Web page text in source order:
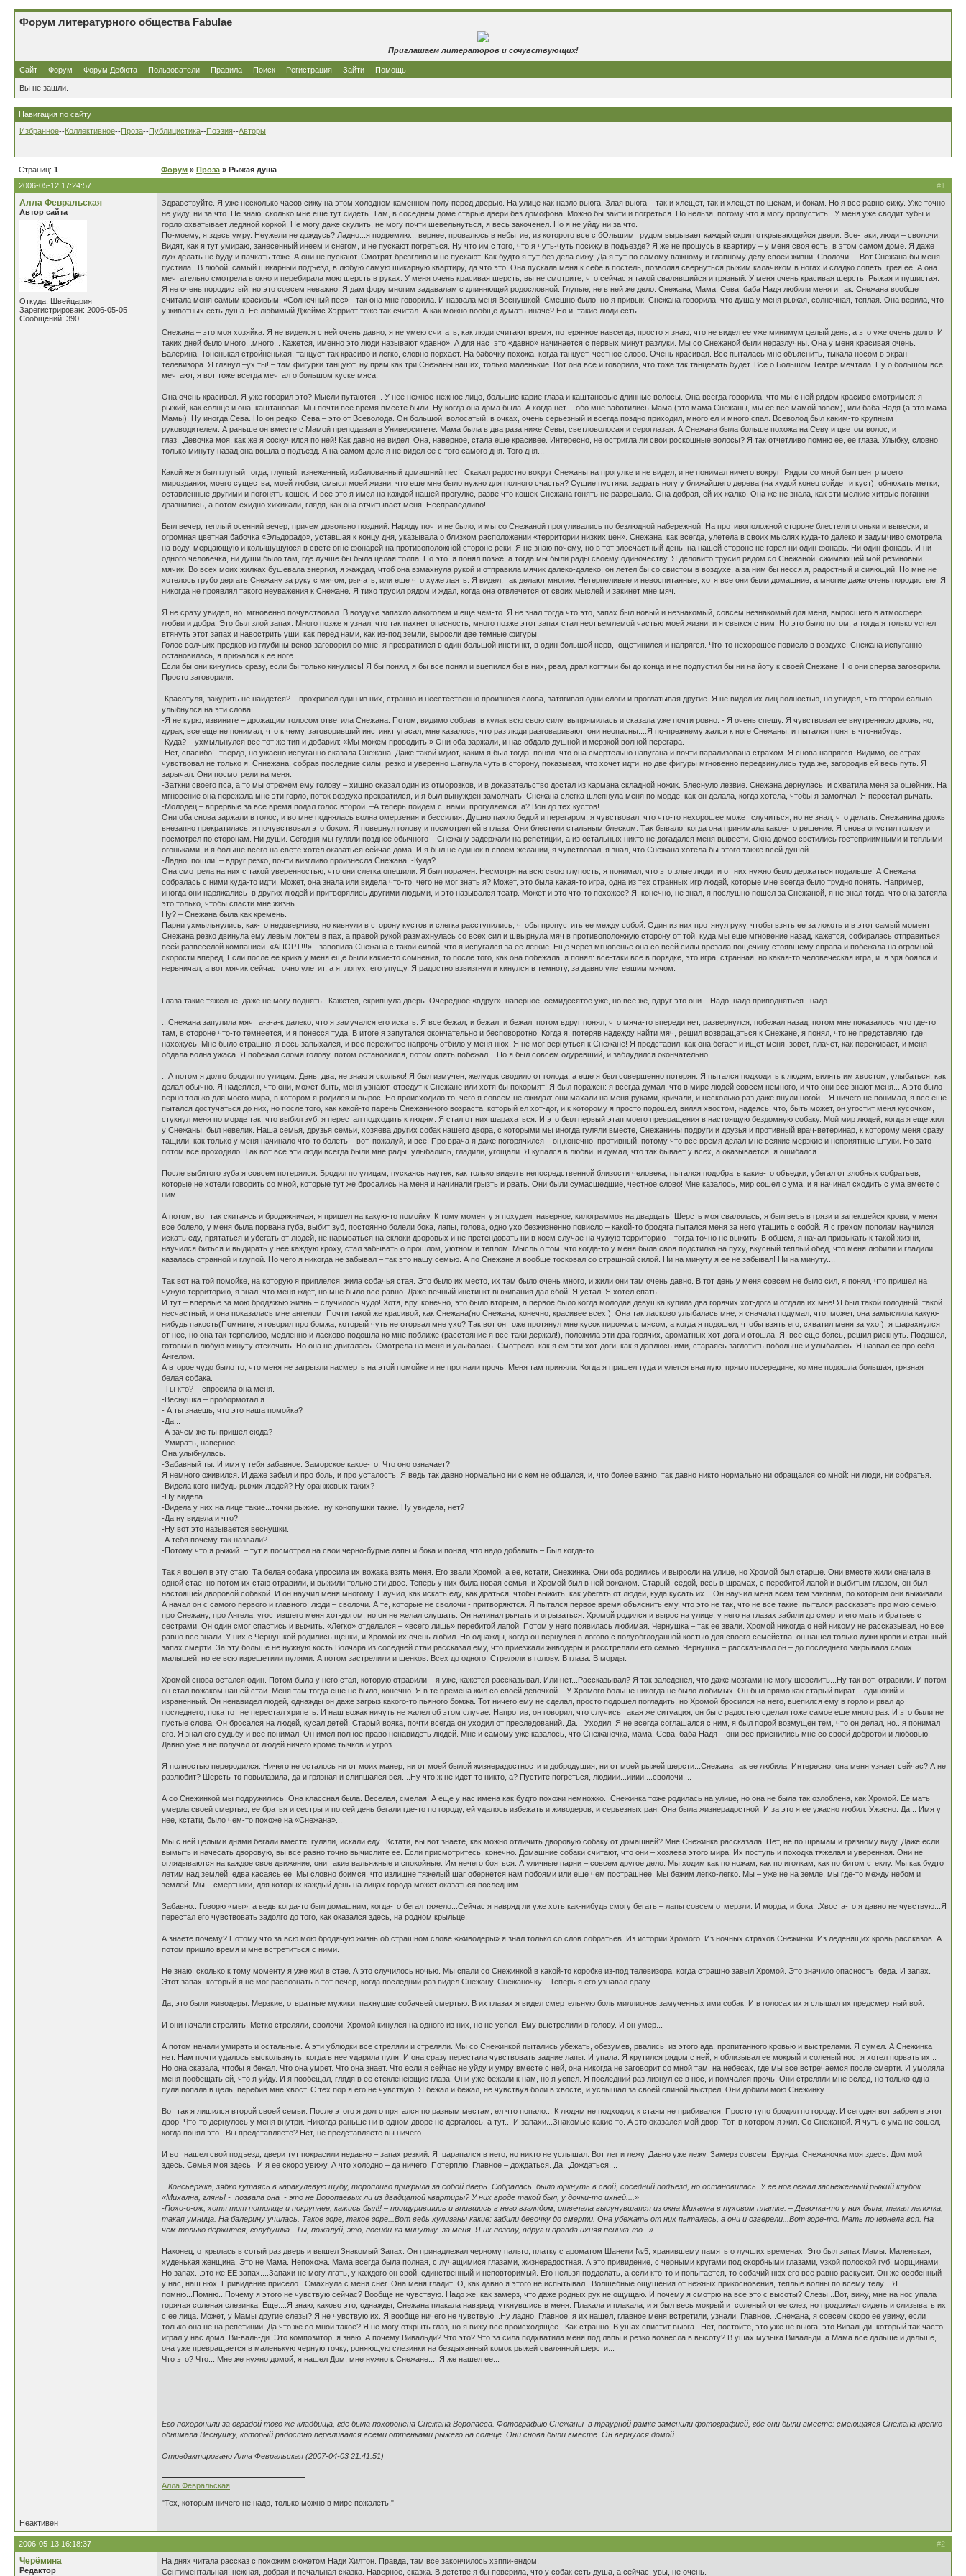
Форум литературного общества Fabulae
Приглашаем литераторов и сочувствующих!
Сайт Форум Форум Дебюта Пользователи Правила Поиск Регистрация Зайти Помощь
Вы не зашли.
Навигация по сайту
Избранное--Коллективное--Проза--Публицистика--Поэзия--Авторы
Страниц: 1 Форум » Проза » Рыжая душа
#1
2006-05-12 17:24:57
Алла Февральская
Автор сайта
Откуда: Швейцария
Зарегистрирован: 2006-05-05
Сообщений: 390
Здравствуйте. Я уже несколько часов сижу на этом холодном каменном полу перед дверью. На улице как назло вьюга. Злая вьюга – так и хлещет, так и хлещет по щекам, и бокам. Но я все равно сижу. Уже точно
не уйду, ни за что. Не знаю, сколько мне еще тут сидеть. Там, в соседнем доме старые двери без домофона. Можно бы зайти и погреться. Но нельзя, потому что я могу пропустить...У меня уже сводит зубы и
горло охватывает ледяной коркой. Не могу даже скулить, не могу почти шевельнуться, я весь закоченел. Но я не уйду ни за что.
По-моему, я здесь умру. Неужели не дождусь? Ладно...я подремлю... вернее, провалюсь в небытие, из которого все с бОльшим трудом вырывает каждый скрип открывающейся двери. Все-таки, люди – сволочи.
Видят, как я тут умираю, занесенный инеем и снегом, и не пускают погреться. Ну что им с того, что я чуть-чуть посижу в подъезде? Я же не прошусь в квартиру – у меня своя есть, в этом самом доме. Я даже
луж делать не буду и пачкать тоже. А они не пускают. Смотрят брезгливо и не пускают. Как будто я тут без дела сижу. Да я тут по самому важному и главному делу своей жизни! Сволочи.... Вот Снежана бы меня
пустила.. В любой, самый шикарный подъезд, в любую самую шикарную квартиру, да что это! Она пускала меня к себе в постель, позволяя свернуться рыжим калачиком в ногах и сладко сопеть, грея ее. А она
мечтательно смотрела в окно и перебирала мою шерсть в руках. У меня очень красивая шерсть, вы не смотрите, что сейчас я такой свалявшийся и грязный. У меня очень красивая шерсть. Рыжая и пушистая.
Я не очень породистый, но это совсем неважно. Я дам фору многим задавалам с длиннющей родословной. Глупые, не в ней же дело. Снежана, Мама, Сева, баба Надя любили меня и так. Снежана вообще
считала меня самым красивым. «Солнечный пес» - так она мне говорила. И назвала меня Веснушкой. Смешно было, но я привык. Снежана говорила, что душа у меня рыжая, солнечная, теплая. Она верила, что
у животных есть душа. Ее любимый Джеймс Хэрриот тоже так считал. А как можно вообще думать иначе? Но и такие люди есть.
Снежана – это моя хозяйка. Я не виделся с ней очень давно, я не умею считать, как люди считают время, потерянное навсегда, просто я знаю, что не видел ее уже минимум целый день, а это уже очень долго. И
таких дней было много...много... Кажется, именно это люди называют «давно». А для нас это «давно» начинается с первых минут разлуки. Мы со Снежаной были неразлучны. Она у меня красивая очень.
Балерина. Тоненькая стройненькая, танцует так красиво и легко, словно порхает. На бабочку похожа, когда танцует, честное слово. Очень красивая. Все пыталась мне объяснить, тыкала носом в экран
телевизора. Я глянул –ух ты! – там фигурки танцуют, ну прям как три Снежаны наших, только маленькие. Вот она все и говорила, что тоже так танцевать будет. Все о Большом Театре мечтала. Ну о большом все
мечтают, я вот тоже всегда мечтал о большом куске мяса.
Она очень красивая. Я уже говорил это? Мысли путаются... У нее нежное-нежное лицо, большие карие глаза и каштановые длинные волосы. Она всегда говорила, что мы с ней рядом красиво смотримся: я
рыжий, как солнце и она, каштановая. Мы почти все время вместе были. Ну когда она дома была. А когда нет - обо мне заботились Мама (это мама Снежаны, мы ее все мамой зовем), или баба Надя (а это мама
Мамы). Ну иногда Сева. Но он редко. Сева – это от Всеволода. Он большой, волосатый, в очках, очень серьезный и всегда поздно приходил, много ел и много спал. Всеволод был каким-то крупным
руководителем. А раньше он вместе с Мамой преподавал в Университете. Мама была в два раза ниже Севы, светловолосая и сероглазая. А Снежана была больше похожа на Севу и цветом волос, и
глаз...Девочка моя, как же я соскучился по ней! Как давно не видел. Она, наверное, стала еще красивее. Интересно, не остригла ли свои роскошные волосы? Я так отчетливо помню ее, ее глаза. Улыбку, словно
только минуту назад она вошла в подъезд. А на самом деле я не видел ее с того самого дня. Того дня...
Какой же я был глупый тогда, глупый, изнеженный, избалованный домашний пес!! Скакал радостно вокруг Снежаны на прогулке и не видел, и не понимал ничего вокруг! Рядом со мной был центр моего
мироздания, моего существа, моей любви, смысл моей жизни, что еще мне было нужно для полного счастья? Сущие пустяки: задрать ногу у ближайшего дерева (на худой конец сойдет и куст), обнюхать метки,
оставленные другими и погонять кошек. И все это я имел на каждой нашей прогулке, разве что кошек Снежана гонять не разрешала. Она добрая, ей их жалко. Она же не знала, как эти мелкие хитрые поганки
дразнились, а потом ехидно хихикали, глядя, как она отчитывает меня. Несправедливо!
Был вечер, теплый осенний вечер, причем довольно поздний. Народу почти не было, и мы со Снежаной прогуливались по безлюдной набережной. На противоположной стороне блестели огоньки и вывески, и
огромная цветная бабочка «Эльдорадо», уставшая к концу дня, указывала о близком расположении «территории низких цен». Снежана, как всегда, улетела в своих мыслях куда-то далеко и задумчиво смотрела
на воду, мерцающую и колышущуюся в свете огне фонарей на противоположной стороне реки. Я не знаю почему, но в тот злосчастный день, на нашей стороне не горел ни один фонарь. Ни один фонарь. И ни
одного человечка, ни души было там, где лучше бы была целая толпа. Но это я понял позже, а тогда мы были рады своему одиночеству. Я деловито трусил рядом со Снежаной, сжимающей мой резиновый
мячик. Во всех моих жилках бушевала энергия, я жаждал, чтоб она взмахнула рукой и отправила мячик далеко-далеко, он летел бы со свистом в воздухе, а за ним бы несся я, радостный и сияющий. Но мне не
хотелось грубо дергать Снежану за руку с мячом, рычать, или еще что хуже лаять. Я видел, так делают многие. Нетерпеливые и невоспитанные, хотя все они были домашние, а многие даже очень породистые. Я
никогда не проявлял такого неуважения к Снежане. Я тихо трусил рядом и ждал, когда она отвлечется от своих мыслей и закинет мне мяч.
Я не сразу увидел, но мгновенно почувствовал. В воздухе запахло алкоголем и еще чем-то. Я не знал тогда что это, запах был новый и незнакомый, совсем незнакомый для меня, выросшего в атмосфере
любви и добра. Это был злой запах. Много позже я узнал, что так пахнет опасность, много позже этот запах стал неотъемлемой частью моей жизни, и я свыкся с ним. Но это было потом, а тогда я только успел
втянуть этот запах и навострить уши, как перед нами, как из-под земли, выросли две темные фигуры.
Голос волчьих предков из глубины веков заговорил во мне, я превратился в один большой инстинкт, в один большой нерв, ощетинился и напрягся. Что-то нехорошее повисло в воздухе. Снежана испуганно
остановилась, я прижался к ее ноге.
Если бы они кинулись сразу, если бы только кинулись! Я бы понял, я бы все понял и вцепился бы в них, рвал, драл когтями бы до конца и не подпустил бы ни на йоту к своей Снежане. Но они сперва заговорили.
Просто заговорили.
-Красотуля, закурить не найдется? – прохрипел один из них, странно и неестественно произнося слова, затягивая одни слоги и проглатывая другие. Я не видел их лиц полностью, но увидел, что второй сально
улыбнулся на эти слова.
-Я не курю, извините – дрожащим голосом ответила Снежана. Потом, видимо собрав, в кулак всю свою силу, выпрямилась и сказала уже почти ровно: - Я очень спешу. Я чувствовал ее внутреннюю дрожь, но,
дурак, все еще не понимал, что к чему, заговоривший инстинкт угасал, мне казалось, что раз люди разговаривают, они неопасны....Я по-прежнему жался к ноге Снежаны, и пытался понять что-нибудь.
-Куда? – ухмыльнулся все тот же тип и добавил: «Мы можем проводить!» Они оба заржали, и нас обдало душной и мерзкой волной перегара.
-Нет, спасибо!- твердо, но ужасно испуганно сказала Снежана. Даже такой идиот, каким я был тогда, понял, что она смертельно напугана и почти парализована страхом. Я снова напрягся. Видимо, ее страх
чувствовал не только я. Сннежана, собрав последние силы, резко и уверенно шагнула чуть в сторону, показывая, что хочет идти, но две фигуры мгновенно передвинулись туда же, загородив ей весь путь. Я
зарычал. Они посмотрели на меня.
-Заткни своего пса, а то мы отрежем ему голову – хищно сказал один из отморозков, и в доказательство достал из кармана складной ножик. Блеснуло лезвие. Снежана дернулась и схватила меня за ошейник. На
мгновение она пережала мне эти горло, поток воздуха прекратился, и я был вынужден замолчать. Снежана слегка шлепнула меня по морде, как он делала, когда хотела, чтобы я замолчал. Я перестал рычать.
-Молодец – впрервые за все время подал голос второй. –А теперь пойдем с нами, прогуляемся, а? Вон до тех кустов!
Они оба снова заржали в голос, и во мне поднялась волна омерзения и бессилия. Душно пахло бедой и перегаром, я чувствовал, что что-то нехорошее может случиться, но не знал, что делать. Снежанина дрожь
внезапно прекратилась, я почувствовал это боком. Я повернул голову и посмотрел ей в глаза. Они блестели стальным блеском. Так бывало, когда она принимала какое-то решение. Я снова опустил голову и
посмотрел по сторонам. Ни души. Сегодня мы гуляли позднее обычного – Снежану задержали на репетиции, а из остальных никто не догадался меня вывести. Окна домов светились гостеприимными и теплыми
огоньками, и я больше всего на свете хотел оказаться сейчас дома. И я был не одинок в своем желании, я чувствовал, я знал, что Снежана хотела бы этого также всей душой.
-Ладно, пошли! – вдруг резко, почти визгливо произнесла Снежана. -Куда?
Она смотрела на них с такой уверенностью, что они слегка опешили. Я был поражен. Несмотря на всю свою глупость, я понимал, что это злые люди, и от них нужно было держаться подальше! А Снежана
собралась с ними куда-то идти. Может, она знала или видела что-то, чего не мог знать я? Может, это была какая-то игра, одна из тех странных игр людей, которые мне всегда было трудно понять. Например,
иногда они наряжались в других людей и притворялись другими людьми, и это назывался театр. Может и это что-то похожее? Я, конечно, не знал, я послушно пошел за Снежаной, я не знал тогда, что она затеяла
это только, чтобы спасти мне жизнь...
Ну? – Снежана была как кремень.
Парни ухмыльнулись, как-то недоверчиво, но кивнули в сторону кустов и слегка расступились, чтобы пропустить ее между собой. Один из них протянул руку, чтобы взять ее за локоть и в этот самый момент
Снежана резко двинула ему левым локтем в пах, а правой рукой размахнулась со всех сил и швырнула мяч в противоположную сторону от той, куда мы еще мгновение назад, кажется, собиралась отправиться
всей развеселой компанией. «АПОРТ!!!» - завопила Снежана с такой силой, что я испугался за ее легкие. Еще через мгновенье она со всей силы врезала пощечину стоявшему справа и побежала на огромной
скорости вперед. Если после ее крика у меня еще были какие-то сомнения, то после того, как она побежала, я понял: все-таки все в порядке, это игра, странная, но какая-то человеческая игра, и я зря боялся и
нервничал, а вот мячик сейчас точно улетит, а я, лопух, его упущу. Я радостно взвизгнул и кинулся в темноту, за давно улетевшим мячом.
Глаза такие тяжелые, даже не могу поднять...Кажется, скрипнула дверь. Очередное «вдруг», наверное, семидесятое уже, но все же, вдруг это они... Надо..надо приподняться...надо........
...Снежана запулила мяч та-а-а-к далеко, что я замучался его искать. Я все бежал, и бежал, и бежал, потом вдруг понял, что мяча-то впереди нет, развернулся, побежал назад, потом мне показалось, что где-то
там, в стороне что-то темнеется, и я понесся туда. В итоге я запутался окончательно и бесповоротно. Когда я, потеряв надежду найти мяч, решил возвращаться к Снежане, я понял, что не представляю, где
нахожусь. Мне было страшно, я весь запыхался, и все пережитое напрочь отбило у меня нюх. Я не мог вернуться к Снежане! Я представил, как она бегает и ищет меня, зовет, плачет, как переживает, и меня
обдала волна ужаса. Я побежал сломя голову, потом остановился, потом опять побежал... Но я был совсем одуревший, и заблудился окончательно.
...А потом я долго бродил по улицам. День, два, не знаю я сколько! Я был измучен, желудок сводило от голода, а еще я был совершенно потерян. Я пытался подходить к людям, вилять им хвостом, улыбаться, как
делал обычно. Я надеялся, что они, может быть, меня узнают, отведут к Снежане или хотя бы покормят! Я был поражен: я всегда думал, что в мире людей совсем немного, и что они все знают меня... А это было
верно только для моего мира, в котором я родился и вырос. Но происходило то, чего я совсем не ожидал: они махали на меня руками, кричали, и несколько раз даже пнули ногой... Я ничего не понимал, я все еще
пытался достучаться до них, но после того, как какой-то парень Снежаниного возраста, который ел хот-дог, и к которому я просто подошел, виляя хвостом, надеясь, что, быть может, он угостит меня кусочком,
стукнул меня по морде так, что выбил зуб, я перестал подходить к людям. Я стал от них шарахаться. И это был первый этап моего превращения в настоящую бездомную собаку. Мой мир людей, когда я еще жил
у Снежаны, был невелик. Наша семья, друзья семьи, хозяева других собак нашего двора, с которыми мы иногда гуляли вместе, Снежанины подруги и друзья и противный врач-ветеринар, к которому меня сразу
тащили, как только у меня начинало что-то болеть – вот, пожалуй, и все. Про врача я даже погорячился – он,конечно, противный, потому что все время делал мне всякие мерзкие и неприятные штуки. Но зато
потом все проходило. Так вот все эти люди всегда были мне рады, улыбались, гладили, угощали. Я купался в любви, и думал, что так бывает у всех, а оказывается, я ошибался.
После выбитого зуба я совсем потерялся. Бродил по улицам, пускаясь наутек, как только видел в непосредственной близости человека, пытался подобрать какие-то объедки, убегал от злобных собратьев,
которые не хотели говорить со мной, которые тут же бросались на меня и начинали грызть и рвать. Они были сумасшедшие, честное слово! Мне казалось, мир сошел с ума, и я начинал сходить с ума вместе с
ним.
А потом, вот так скитаясь и бродяжничая, я пришел на какую-то помойку. К тому моменту я похудел, наверное, килограммов на двадцать! Шерсть моя свалялась, я был весь в грязи и запекшейся крови, у меня
все болело, у меня была порвана губа, выбит зуб, постоянно болели бока, лапы, голова, одно ухо безжизненно повисло – какой-то бродяга пытался меня за него утащить с собой. Я с грехом пополам научился
искать еду, прятаться и убегать от людей, не нарываться на склоки дворовых и не претендовать ни в коем случае на чужую территорию – тогда точно не выжить. В общем, я начал привыкать к такой жизни,
научился биться и выдирать у нее каждую кроху, стал забывать о прошлом, уютном и теплом. Мысль о том, что когда-то у меня была своя подстилка на пуху, вкусный теплый обед, что меня любили и гладили
казалась странной и глупой. Но чего я никогда не забывал – так это нашу семью. А по Снежане я вообще тосковал со страшной силой. Ни на минуту я ее не забывал! Ни на минуту....
Так вот на той помойке, на которую я приплелся, жила собачья стая. Это было их место, их там было очень много, и жили они там очень давно. В тот день у меня совсем не было сил, я понял, что пришел на
чужую территорию, я знал, что меня ждет, но мне было все равно. Даже вечный инстинкт выживания дал сбой. Я устал. Я хотел спать.
И тут – впервые за мою бродяжью жизнь – случилось чудо! Хотя, вру, конечно, это было вторым, а первое было когда молодая девушка купила два горячих хот-дога и отдала их мне! Я был такой голодный, такой
несчастный, и она показалась мне ангелом. Почти такой же красивой, как Снежана(но Снежана, конечно, красивее всех!). Она так ласково улыбалась мне, я сначала подумал, что, может, она замыслила какую-
нибудь пакость(Помните, я говорил про бомжа, который чуть не оторвал мне ухо? Так вот он тоже протянул мне кусок пирожка с мясом, а когда я подошел, чтобы взять его, схватил меня за ухо!), я шарахнулся
от нее, но она так терпеливо, медленно и ласково подошла ко мне поближе (расстояние я все-таки держал!), положила эти два горячих, ароматных хот-дога и отошла. Я, все еще боясь, решил рискнуть. Подошел,
готовый в любую минуту отскочить. Но она не двигалась. Смотрела на меня и улыбалась. Смотрела, как я ем эти хот-доги, как я давлюсь ими, стараясь заглотить побольше и улыбалась. Я назвал ее про себя
Ангелом.
А второе чудо было то, что меня не загрызли насмерть на этой помойке и не прогнали прочь. Меня там приняли. Когда я пришел туда и улегся внаглую, прямо посередине, ко мне подошла большая, грязная
белая собака.
-Ты кто? – спросила она меня.
-Веснушка – пробормотал я.
- А ты знаешь, что это наша помойка?
-Да...
-А зачем же ты пришел сюда?
-Умирать, наверное.
Она улыбнулась.
-Забавный ты. И имя у тебя забавное. Заморское какое-то. Что оно означает?
Я немного оживился. И даже забыл и про боль, и про усталость. Я ведь так давно нормально ни с кем не общался, и, что более важно, так давно никто нормально ни обращался со мной: ни люди, ни собратья.
-Видела кого-нибудь рыжих людей? Ну оранжевых таких?
-Ну видела.
-Видела у них на лице такие...точки рыжие...ну конопушки такие. Ну увидела, нет?
-Да ну видела и что?
-Ну вот это называется веснушки.
-А тебя почему так назвали?
-Потому что я рыжий. – тут я посмотрел на свои черно-бурые лапы и бока и понял, что надо добавить – Был когда-то.
Так я вошел в эту стаю. Та белая собака упросила их вожака взять меня. Его звали Хромой, а ее, кстати, Снежинка. Они оба родились и выросли на улице, но Хромой был старше. Они вместе жили сначала в
одной стае, но потом их стаю отравили, и выжили только эти двое. Теперь у них была новая семья, и Хромой был в ней вожаком. Старый, седой, весь в шрамах, с перебитой лапой и выбитым глазом, он был
настоящей дворовой собакой. И он научил меня многому. Научил, как искать еду, как драться, чтобы выжить, как убегать от людей, куда кусать их... Он научил меня всем тем законам, по которым они выживали.
А начал он с самого первого и главного: люди – сволочи. А те, которые не сволочи - притворяются. Я пытался первое время объяснить ему, что это не так, что не все такие, пытался рассказать про мою семью,
про Снежану, про Ангела, угостившего меня хот-догом, но он не желал слушать. Он начинал рычать и огрызаться. Хромой родился и вырос на улице, у него на глазах забили до смерти его мать и братьев с
сестрами. Он один смог спастись и выжить. «Легко» отделался – «всего лишь» перебитой лапой. Потом у него появилась любимая. Чернушка – так ее звали. Хромой никогда о ней никому не рассказывал, но все
равно все знали. У них с Чернушкой родились щенки, и Хромой их очень любил. Но однажды, когда он вернулся в логово с полуобглоданной костью для своего семейства, он нашел только лужи крови и страшный
запах смерти. За эту больше не нужную кость Волчара из соседней стаи рассказал ему, что приезжали живодеры и расстреляли его семью. Чернушка – рассказывал он – до последнего закрывала своих
малышей, но ее всю изрешетили пулями. А потом застрелили и щенков. Всех до одного. Стреляли в голову. В глаза. В морды.
Хромой снова остался один. Потом была у него стая, которую отравили – я уже, кажется рассказывал. Или нет...Рассказывал? Я так заледенел, что даже мозгами не могу шевелить...Ну так вот, отравили. И потом
он стал вожаком нашей стаи. Меня там тогда еще не было, конечно. Я в те времена жил со своей девочкой... У Хромого больше никогда не было любимых. Он был прямо как старый пират – одинокий и
израненный. Он ненавидел людей, однажды он даже загрыз какого-то пьяного бомжа. Тот ничего ему не сделал, просто подошел погладить, но Хромой бросился на него, вцепился ему в горло и рвал до
последнего, пока тот не перестал хрипеть. И наш вожак ничуть не жалел об этом случае. Напротив, он говорил, что случись такая же ситуация, он бы с радостью сделал тоже самое еще много раз. И это были не
пустые слова. Он бросался на людей, кусал детей. Старый вояка, почти всегда он уходил от преследований. Да... Уходил. Я не всегда соглашался с ним, я был порой возмущен тем, что он делал, но...я понимал
его. Я знал его судьбу и все понимал. Он имел полное право ненавидеть людей. Мне и самому уже казалось, что Снежаночка, мама, Сева, баба Надя – они все приснились мне со своей добротой и любовью.
Давно уже я не получал от людей ничего кроме тычков и угроз.
Я полностью переродился. Ничего не осталось ни от моих манер, ни от моей былой жизнерадостности и добродушия, ни от моей рыжей шерсти...Снежана так ее любила. Интересно, она меня узнает сейчас? А не
разлюбит? Шерсть-то повылазила, да и грязная и слипшаяся вся....Ну что ж не идет-то никто, а? Пустите погреться, людиии...ииии....сволочи....
А со Снежинкой мы подружились. Она классная была. Веселая, смелая! А еще у нас имена как будто похожи немножко. Снежинка тоже родилась на улице, но она не была так озлоблена, как Хромой. Ее мать
умерла своей смертью, ее братья и сестры и по сей день бегали где-то по городу, ей удалось избежать и живодеров, и серьезных ран. Она была жизнерадостной. И за это я ее ужасно любил. Ужасно. Да... Имя у
нее, кстати, было чем-то похоже на «Снежана»...
Мы с ней целыми днями бегали вместе: гуляли, искали еду...Кстати, вы вот знаете, как можно отличить дворовую собаку от домашней? Мне Снежинка рассказала. Нет, не по шрамам и грязному виду. Даже если
вымыть и начесать дворовую, вы все равно точно вычислите ее. Если присмотритесь, конечно. Домашние собаки считают, что они – хозяева этого мира. Их поступь и походка тяжелая и уверенная. Они не
оглядываются на каждое свое движение, они такие вальяжные и спокойные. Им нечего бояться. А уличные парни – совсем другое дело. Мы ходим как по ножам, как по иголкам, как по битом стеклу. Мы как будто
летим над землей, едва касаясь ее. Мы словно боимся, что излишне тяжелый шаг обернется нам побоями или еще чем пострашнее. Мы бежим легко-легко. Мы – уже не на земле, мы где-то между небом и
землей. Мы – смертники, для которых каждый день на лицах города может оказаться последним.
Забавно...Говорю «мы», а ведь когда-то был домашним, когда-то бегал тяжело...Сейчас я навряд ли уже хоть как-нибудь смогу бегать – лапы совсем отмерзли. И морда, и бока...Хвоста-то я давно не чувствую...Я
перестал его чувствовать задолго до того, как оказался здесь, на родном крыльце.
А знаете почему? Потому что за всю мою бродячую жизнь об страшном слове «живодеры» я знал только со слов собратьев. Из истории Хромого. Из ночных страхов Снежинки. Из леденящих кровь рассказов. А
потом пришло время и мне встретиться с ними.
Не знаю, сколько к тому моменту я уже жил в стае. А это случилось ночью. Мы спали со Снежинкой в какой-то коробке из-под телевизора, когда страшно завыл Хромой. Это значило опасность, беда. И запах.
Этот запах, который я не мог распознать в тот вечер, когда последний раз видел Снежану. Снежаночку... Теперь я его узнавал сразу.
Да, это были живодеры. Мерзкие, отвратные мужики, пахнущие собачьей смертью. В их глазах я видел смертельную боль миллионов замученных ими собак. И в голосах их я слышал их предсмертный вой.
И они начали стрелять. Метко стреляли, сволочи. Хромой кинулся на одного из них, но не успел. Ему выстрелили в голову. И он умер...
А потом начали умирать и остальные. А эти ублюдки все стреляли и стреляли. Мы со Снежинкой пытались убежать, обезумев, рвались из этого ада, пропитанного кровью и выстрелами. Я сумел. А Снежинка
нет. Нам почти удалось выскользнуть, когда в нее ударила пуля. И она сразу перестала чувствовать задние лапы. И упала. Я крутился рядом с ней, я облизывал ее мокрый и соленый нос, я хотел порвать их...
Но она сказала, чтобы я бежал. Что она умрет. Что она знает. Что если я сейчас не уйду и умру вместе с ней, она никогда не заговорит со мной там, на небесах, где мы все встречаемся после смерти. И умоляла
меня пообещать ей, что я уйду. И я пообещал, глядя в ее стекленеющие глаза. Они уже бежали к нам, но я успел. Я последний раз лизнул ее в нос, и помчался прочь. Они стреляли мне вслед, но только одна
пуля попала в цель, перебив мне хвост. С тех пор я его не чувствую. Я бежал и бежал, не чувствуя боли в хвосте, и услышал за своей спиной выстрел. Они добили мою Снежинку.
Вот так я лишился второй своей семьи. После этого я долго прятался по разным местам, ел что попало... К людям не подходил, к стаям не прибивался. Просто тупо бродил по городу. И сегодня вот забрел в этот
двор. Что-то дернулось у меня внутри. Никогда раньше ни в одном дворе не дергалось, а тут... И запахи...Знакомые какие-то. А это оказался мой двор. Тот, в котором я жил. Со Снежаной. Я чуть с ума не сошел,
когда понял это...Вы представляете? Нет, не представляете вы ничего.
И вот нашел свой подъезд, двери тут покрасили недавно – запах резкий. Я царапался в него, но никто не услышал. Вот лег и лежу. Давно уже лежу. Замерз совсем. Ерунда. Снежаночка моя здесь. Дом мой
здесь. Семья моя здесь. И я ее скоро увижу. А что холодно – да ничего. Потерплю. Главное – дождаться. Да...Дождаться....
...Консьержка, зябко кутаясь в каракулевую шубу, торопливо прикрыла за собой дверь. Собралась было юркнуть в свой, соседний подъезд, но остановилась. У ее ног лежал заснеженный рыжий клубок.
«Михална, глянь! - позвала она - это не Воропаевых ли из двадцатой квартиры? У них вроде такой был, у дочки-то ихней....»
-Похо-о-ож, хотя тот потолще и покрупнее, кажись был!! – прищурившись и впившись в него взглядом, отвечала высунувшаяся из окна Михална в пуховом платке. – Девочка-то у них была, такая лапочка,
такая умница. На балерину училась. Такое горе, такое горе...Вот ведь хулиганы какие: забили девочку до смерти. Она убежать от них пыталась, а они и озверели...Вот горе-то. Мать почернела вся. На
чем только держится, голубушка...Ты, пожалуй, это, посиди-ка минутку за меня. Я их позову, вдруг и правда ихняя псинка-то...»
Наконец, открылась в сотый раз дверь и вышел Знакомый Запах. Он принадлежал черному пальто, платку с ароматом Шанели №5, хранившему память о лучших временах. Это был запах Мамы. Маленькая,
худенькая женщина. Это не Мама. Непохожа. Мама всегда была полная, с лучащимися глазами, жизнерадостная. А это привидение, с черными кругами под скорбными глазами, узкой полоской губ, морщинами.
Но запах...это же ЕЕ запах....Запахи не могу лгать, у каждого он свой, единственный и неповторимый. Его нельзя подделать, а если кто-то и попытается, то собачий нюх его все равно раскусит. Он же особенный
у нас, наш нюх. Привидение присело...Смахнула с меня снег. Она меня гладит! О, как давно я этого не испытывал...Волшебные ощущения от нежных прикосновения, теплые волны по всему телу....Я
помню...Помню...Почему я этого не чувствую сейчас? Вообще не чувствую. Надо же, как замерз, что даже родных рук не ощущаю. И почему я смотрю на все это с высоты? Слезы...Вот, вижу, мне на нос упала
горячая соленая слезинка. Еще....Я знаю, каково это, однажды, Снежана плакала навзрыд, уткнувшись в меня. Плакала и плакала, и я был весь мокрый и соленый от ее слез, но продолжал сидеть и слизывать их
с ее лица. Может, у Мамы другие слезы? Я не чувствую их. Я вообще ничего не чувствую...Ну ладно. Главное, я их нашел, главное меня встретили, узнали. Главное...Снежана, я совсем скоро ее увижу, если
только она не на репетиции. Да что же со мной такое? Я не могу открыть глаз, но я вижу все происходящее...Как странно. В ушах свистит вьюга...Нет, постойте, это уже не вьюга, это Вивальди, который так часто
играл у нас дома. Ви-валь-ди. Это композитор, я знаю. А почему Вивальди? Что это? Что за сила подхватила меня под лапы и резко вознесла в высоту? В ушах музыка Вивальди, а Мама все дальше и дальше,
она уже превращается в маленькую черную точку, роняющую слезинки на бездыханный комок рыжей свалянной шерсти...
Что это? Что... Мне же нужно домой, я нашел Дом, мне нужно к Снежане.... Я же нашел ее...
Его похоронили за оградой того же кладбища, где была похоронена Снежана Воропаева. Фотографию Снежаны в траурной рамке заменили фотографией, где они были вместе: смеющаяся Снежана крепко
обнимала Веснушку, который радостно переливался всеми оттенками рыжего на солнце. Они снова были вместе. Он вернулся домой.
Отредактировано Алла Февральская (2007-04-03 21:41:51)
Алла Февральская
"Тех, которым ничего не надо, только можно в мире пожалеть."
Неактивен
#2
2006-05-13 16:18:37
Черёмина
Редактор
На днях читала рассказ с похожим сюжетом Нади Хилтон. Правда, там все закончилось хэппи-ендом.
Сентиментальная, нежная, добрая и печальная сказка. Наверное, сказка. В детстве я бы поверила, что у собак есть душа, а сейчас, увы, не очень.